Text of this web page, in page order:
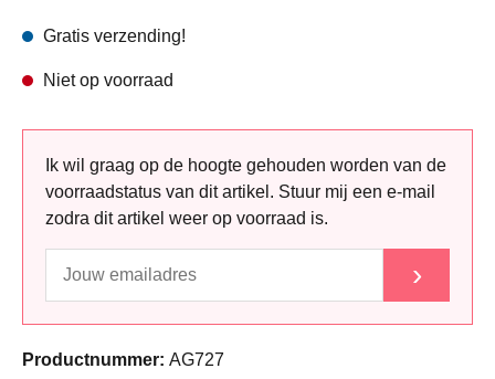
Gratis verzending!
Niet op voorraad
Ik wil graag op de hoogte gehouden worden van de
voorraadstatus van dit artikel. Stuur mij een e-mail
zodra dit artikel weer op voorraad is.
›
Productnummer: AG727